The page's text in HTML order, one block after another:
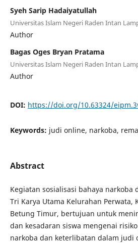
Syeh Sarip Hadaiyatullah
Universitas Islam Negeri Raden Intan
Author
Bagas Oges Bryan Pratama
Universitas Islam Negeri Raden Intan
Author
DOI: https://doi.org/10.63324/
Keywords: judi online, narkoba,
Abstract
Kegiatan sosialisasi bahaya narkoba
Tri Karya Utama Kelurahan Perwata,
Betung Timur, bertujuan untuk
dan kesadaran siswa mengenai
narkoba dan keterlibatan dalam judi